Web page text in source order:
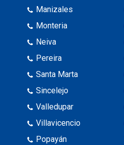
Manizales
Monteria
Neiva
Pereira
Santa Marta
Sincelejo
Valledupar
Villavicencio
Popayán